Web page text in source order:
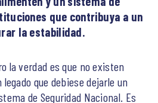
que contribuya a un
la estabilidad.
la verdad es que no existen
que debiese dejarle un
de Seguridad Nacional. Es